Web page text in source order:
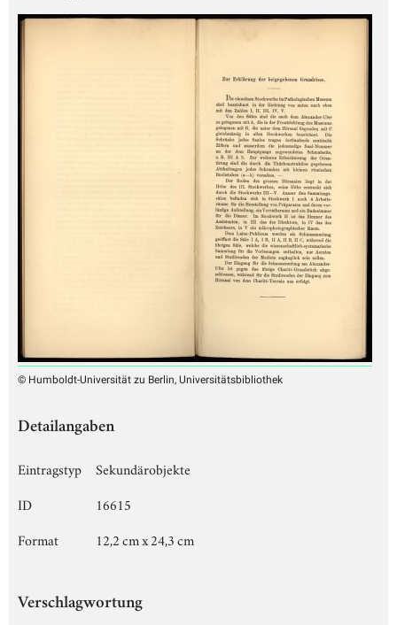
© Humboldt-Universität zu Berlin, Universitätsbibliothek
Detailangaben
Eintragstyp
Sekundärobjekte
ID
16615
Format
12,2 cm x 24,3 cm
Verschlagwortung